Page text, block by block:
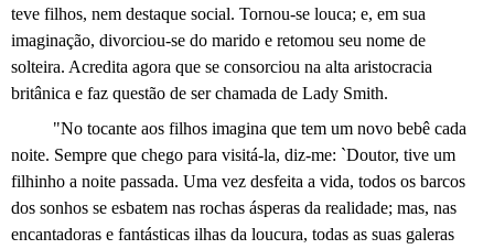
teve filhos, nem destaque social. Tornou-se louca; e, em sua
imaginação, divorciou-se do marido e retomou seu nome de
solteira. Acredita agora que se consorciou na alta aristocracia
britânica e faz questão de ser chamada de Lady Smith.
"No tocante aos filhos imagina que tem um novo bebê cada
noite. Sempre que chego para visitá-la, diz-me: `Doutor, tive um
filhinho a noite passada. Uma vez desfeita a vida, todos os barcos
dos sonhos se esbatem nas rochas ásperas da realidade; mas, nas
encantadoras e fantásticas ilhas da loucura, todas as suas galeras